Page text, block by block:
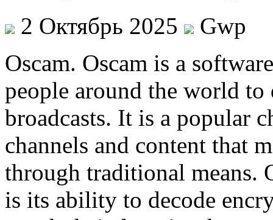
2 Октябрь 2025
Gwp
Oscam. Oscam is a
people around the world
broadcasts. It is a popular
channels and content that
through traditional means.
is its ability to decode